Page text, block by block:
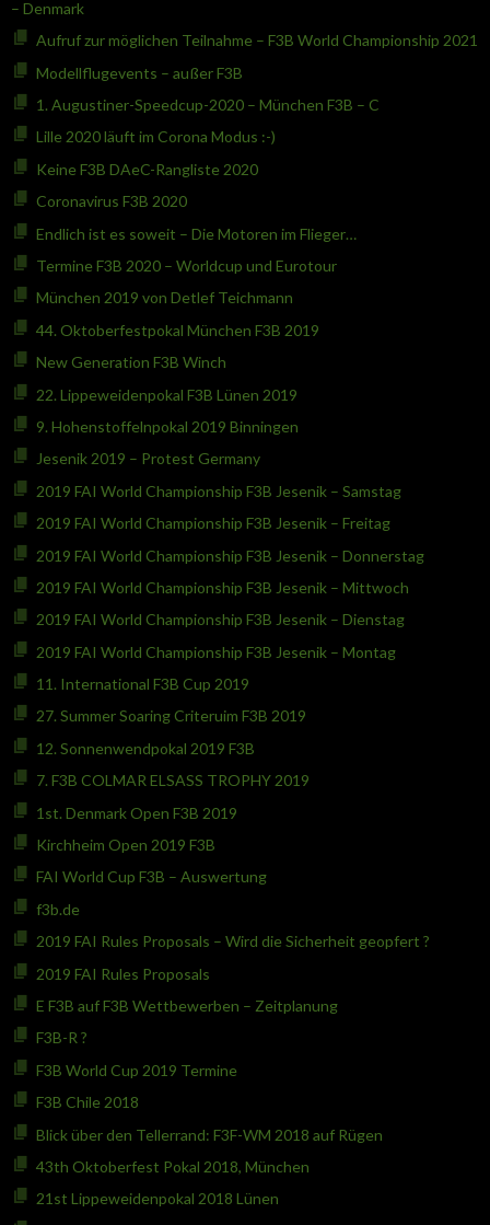
– Denmark
Aufruf zur möglichen Teilnahme – F3B World Championship 2021
Modellflugevents – außer F3B
1. Augustiner-Speedcup-2020 – München F3B – C
Lille 2020 läuft im Corona Modus :-)
Keine F3B DAeC-Rangliste 2020
Coronavirus F3B 2020
Endlich ist es soweit – Die Motoren im Flieger…
Termine F3B 2020 – Worldcup und Eurotour
München 2019 von Detlef Teichmann
44. Oktoberfestpokal München F3B 2019
New Generation F3B Winch
22. Lippeweidenpokal F3B Lünen 2019
9. Hohenstoffelnpokal 2019 Binningen
Jesenik 2019 – Protest Germany
2019 FAI World Championship F3B Jesenik – Samstag
2019 FAI World Championship F3B Jesenik – Freitag
2019 FAI World Championship F3B Jesenik – Donnerstag
2019 FAI World Championship F3B Jesenik – Mittwoch
2019 FAI World Championship F3B Jesenik – Dienstag
2019 FAI World Championship F3B Jesenik – Montag
11. International F3B Cup 2019
27. Summer Soaring Criteruim F3B 2019
12. Sonnenwendpokal 2019 F3B
7. F3B COLMAR ELSASS TROPHY 2019
1st. Denmark Open F3B 2019
Kirchheim Open 2019 F3B
FAI World Cup F3B – Auswertung
f3b.de
2019 FAI Rules Proposals – Wird die Sicherheit geopfert ?
2019 FAI Rules Proposals
E F3B auf F3B Wettbewerben – Zeitplanung
F3B-R ?
F3B World Cup 2019 Termine
F3B Chile 2018
Blick über den Tellerrand: F3F-WM 2018 auf Rügen
43th Oktoberfest Pokal 2018, München
21st Lippeweidenpokal 2018 Lünen